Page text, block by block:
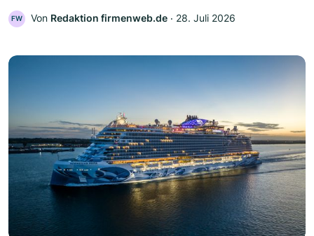
FW Von Redaktion firmenweb.de ‧ 28. Juli 2026